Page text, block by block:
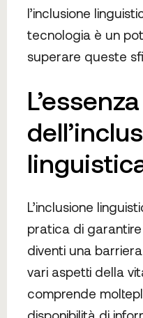
l’inclusione
tecnologia è un
superare queste
L’essenza
L’inclusione
pratica di
diventi una
vari aspetti della
comprende